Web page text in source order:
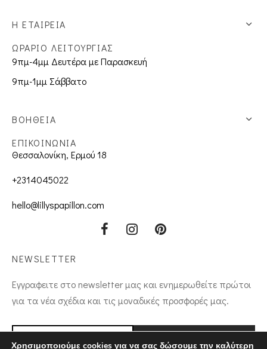
Η ΕΤΑΙΡΕΊΑ
ΩΡΑΡΙΟ ΛΕΙΤΟΥΡΓΙΑΣ
9πμ-4μμ Δευτέρα με Παρασκευή
9πμ-1μμ Σάββατο
ΒΟΗΘΕΙΑ
ΕΠΙΚΟΙΝΩΝΙΑ
Θεσσαλονίκη, Ερμού 18
+2314045022
hello@lillyspapillon.com
NEWSLETTER
Εγγραφειτε στο newsletter μας και ενημερωθείτε πρώτοι
για τα νέα σχέδια και τις μοναδικές προσφορές μας.
Χρησιμοποιούμε cookies για να σας δώσουμε την καλύτερη